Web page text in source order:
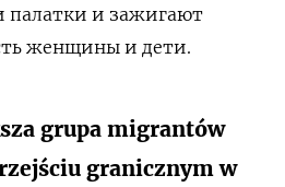
палатки и зажигают
женщины и дети.
grupa migrantów
granicznym w